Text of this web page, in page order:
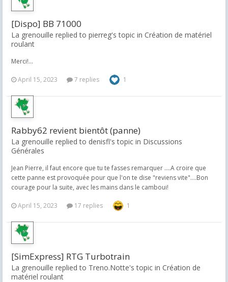
[Dispo] BB 71000
La grenouille replied to pierreg's topic in Création de matériel
roulant
Merci!...
April 15, 2023 7 replies 1
Rabby62 revient bientôt (panne)
La grenouille replied to denisfl's topic in Discussions
Générales
Jean Pierre, il faut encore que tu te fasses remarquer ....A croire que
cette panne est provoquée pour que l'on te dise "reviens vite"....Bon
courage pour la suite, avec les mains dans le camboui!
April 15, 2023 17 replies 1
[SimExpress] RTG Turbotrain
La grenouille replied to Treno.Notte's topic in Création de
matériel roulant